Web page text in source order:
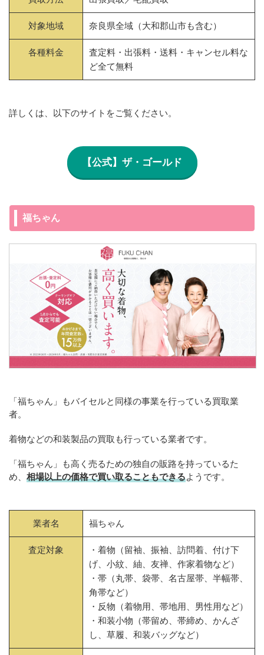
対象地域 奈良県全域（大和郡山市も含む）
各種料金
査定料・出張料・送料・キャンセル料な
ど全て無料
詳しくは、以下のサイトをご覧ください。
【公式】ザ・ゴールド
福ちゃん
「福ちゃん」もバイセルと同様の事業を行っている買取業
者。
着物などの和装製品の買取も行っている業者です。
「福ちゃん」も高く売るための独自の販路を持っているた
め、 相場以上の価格で買い取ることもできるようです。
業者名 福ちゃん
査定対象
・着物（留袖、振袖、訪問着、付け下
げ、小紋、紬、友禅、作家着物など）
・帯（丸帯、袋帯、名古屋帯、半幅帯、
角帯など）
・反物（着物用、帯地用、男性用など）
・和装小物（帯留め、帯締め、かんざ
し、草履、和装バッグなど）